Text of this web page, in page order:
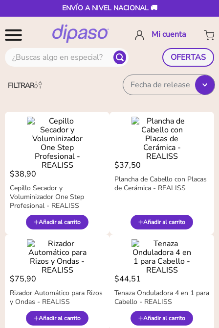
ENVÍO A NIVEL NACIONAL 🚚
¿Buscas algo en especial? OFERTAS
FILTRAR Fecha de release
$38,90
Cepillo Secador y
Voluminizador One Step
Profesional - REALISS
Añadir al carrito
$37,50
Plancha de Cabello con Placas
de Cerámica - REALISS
Añadir al carrito
$75,90
Rizador Automático para Rizos
y Ondas - REALISS
Añadir al carrito
$44,51
Tenaza Onduladora 4 en 1 para
Cabello - REALISS
Añadir al carrito